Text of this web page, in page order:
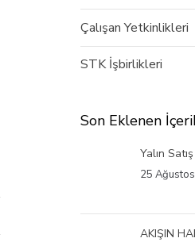
Çalışan Yetkinlikleri
STK İşbirlikleri
Son Eklenen
Yalın
25
AKIŞIN